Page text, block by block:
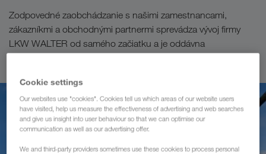
Zodpovedné zaobchádzanie s našimi zamestnancami,
zákazníkmi a obchodnými partnermi sprevádza vývoj firmy
LKW WALTER od samého začiatku a je oddávna
Cookie settings
Our websites use "cookies". Cookies tell us which areas of our website users
have visited, help us measure the effectiveness of advertising and web searches
and give us insight into user behaviour so that we can optimise our
communication as well as our advertising offer.
We and third-party providers sometimes use these cookies to process personal